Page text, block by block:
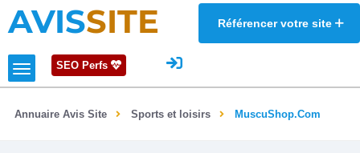
AVISSITE Référencer votre site
SEO Perfs
Annuaire Avis Site Sports et loisirs MuscuShop.Com